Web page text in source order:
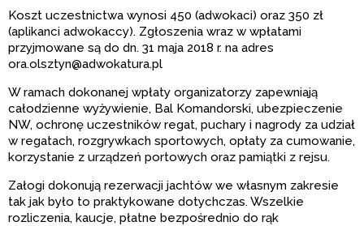
Koszt uczestnictwa wynosi 450 (adwokaci) oraz 350 zł
(aplikanci adwokaccy). Zgłoszenia wraz w wpłatami
przyjmowane są do dn. 31 maja 2018 r. na adres
ora.olsztyn@adwokatura.pl
W ramach dokonanej wpłaty organizatorzy zapewniają
całodzienne wyżywienie, Bal Komandorski, ubezpieczenie
NW, ochronę uczestników regat, puchary i nagrody za udział
w regatach, rozgrywkach sportowych, opłaty za cumowanie,
korzystanie z urządzeń portowych oraz pamiątki z rejsu.
Załogi dokonują rezerwacji jachtów we własnym zakresie
tak jak było to praktykowane dotychczas. Wszelkie
rozliczenia, kaucje, płatne bezpośrednio do rąk